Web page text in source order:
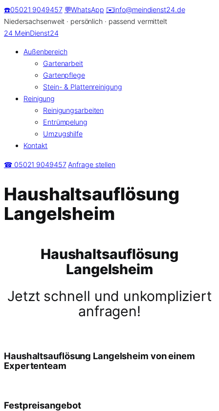
Zum
Inhalt
springen
☎️05021 9049457 💬WhatsApp ✉️info@meindienst24.de
Niedersachsenweit · persönlich · passend vermittelt
24 MeinDienst24
Außenbereich
Gartenarbeit
Gartenpflege
Stein- & Plattenreinigung
Reinigung
Reinigungsarbeiten
Entrümpelung
Umzugshilfe
Kontakt
☎ 05021 9049457 Anfrage stellen
Haushaltsauflösung
Langelsheim
Haushaltsauflösung
Langelsheim
Jetzt schnell und unkompliziert
anfragen!
Haushaltsauflösung Langelsheim von einem
Expertenteam
Festpreisangebot